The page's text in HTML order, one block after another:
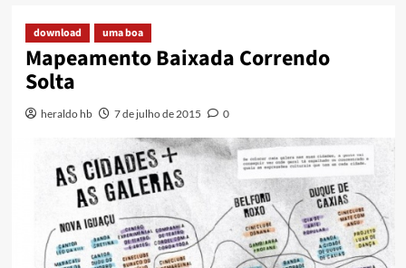
download uma boa
Mapeamento Baixada Correndo
Solta
heraldo hb 7 de julho de 2015 0